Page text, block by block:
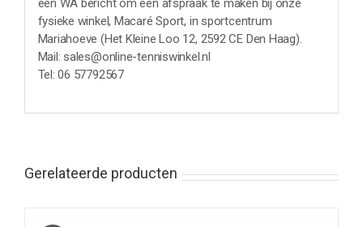
een WA bericht om een afspraak te maken bij onze
fysieke winkel, Macaré Sport, in sportcentrum
Mariahoeve (Het Kleine Loo 12, 2592 CE Den Haag).
Mail: sales@online-tenniswinkel.nl
Tel: 06 57792567
Gerelateerde producten